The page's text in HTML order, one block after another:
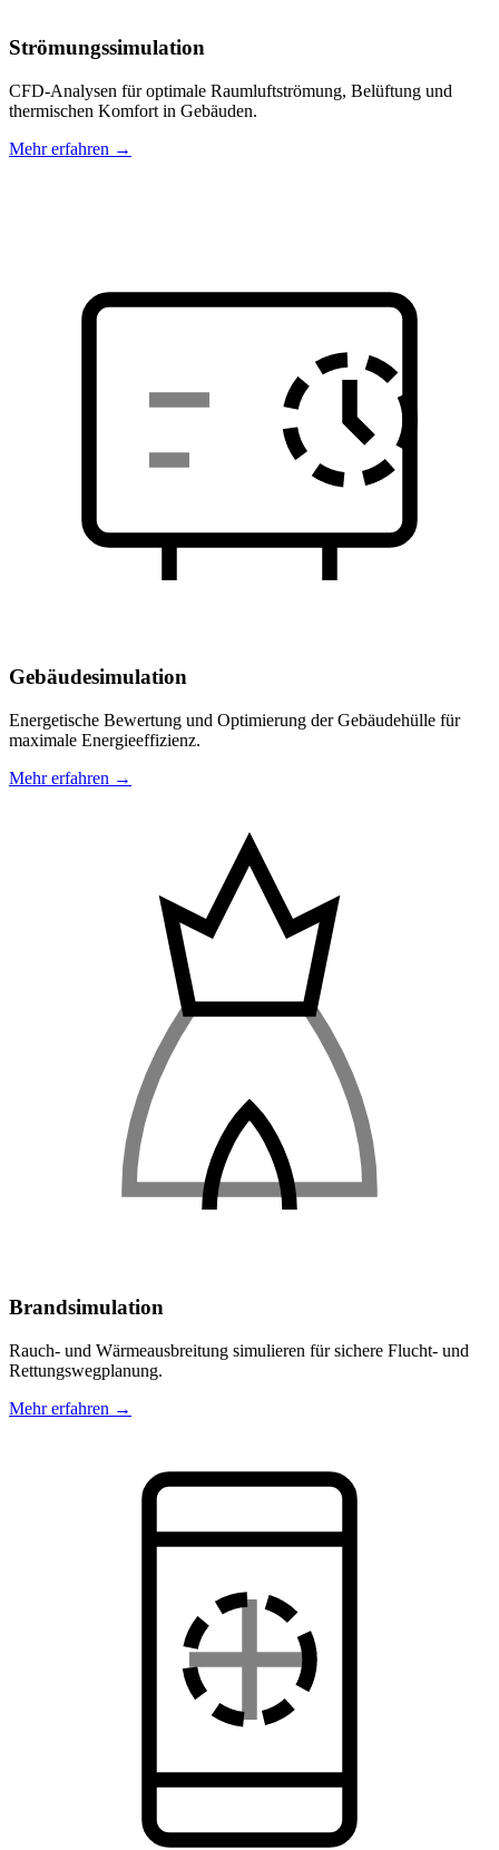
Strömungssimulation
CFD-Analysen für optimale Raumluftströmung, Belüftung und
thermischen Komfort in Gebäuden.
Mehr erfahren →
Gebäudesimulation
Energetische Bewertung und Optimierung der Gebäudehülle für
maximale Energieeffizienz.
Mehr erfahren →
Brandsimulation
Rauch- und Wärmeausbreitung simulieren für sichere Flucht- und
Rettungswegplanung.
Mehr erfahren →